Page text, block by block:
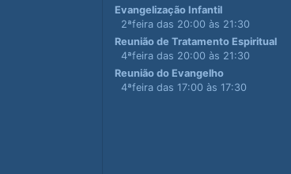
Evangelização Infantil
2ªfeira das 20:00 às 21:30
Reunião de Tratamento Espiritual
4ªfeira das 20:00 às 21:30
Reunião do Evangelho
4ªfeira das 17:00 às 17:30